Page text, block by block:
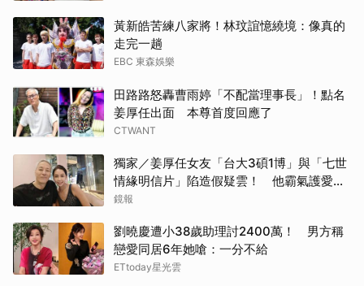
黃新皓苦練八家將！林玟誼憶繞境：像真的
走完一趟
EBC 東森娛樂
田路路怒轟曹雨婷「不配當理事長」！點名
姜厚任出面 本尊首度回應了
CTWANT
獨家／姜厚任女友「台大3碩1博」與「七世
情緣明信片」陷造假疑雲！ 他霸氣護愛：
她是文盲我也喜歡！
鏡報
劉曉慶遭小38歲助理討2400萬！ 男方稱
戀愛同居6年她嗆：一分不給
ETtoday星光雲